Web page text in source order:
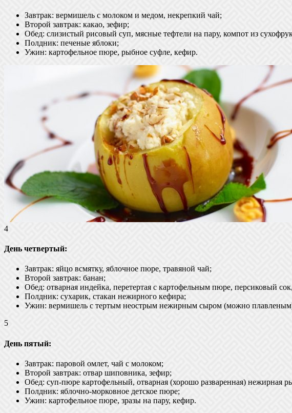
Завтрак: вермишель с молоком и медом, некрепкий чай;
Второй завтрак: какао, зефир;
Обед: слизистый рисовый суп, мясные тефтели на пару, компот из
Полдник: печеные яблоки;
Ужин: картофельное пюре, рыбное суфле, кефир.
4
День четвертый:
Завтрак: яйцо всмятку, яблочное пюре, травяной чай;
Второй завтрак: банан;
Обед: отварная индейка, перетертая с картофельным пюре, персиковый
Полдник: сухарик, стакан нежирного кефира;
Ужин: вермишель с тертым неострым нежирным сыром (можно
5
День пятый:
Завтрак: паровой омлет, чай с молоком;
Второй завтрак: отвар шиповника, зефир;
Обед: суп-пюре картофельный, отварная (хорошо разваренная) нежирная
Полдник: яблочно-морковное детское пюре;
Ужин: картофельное пюре, зразы на пару, кефир.